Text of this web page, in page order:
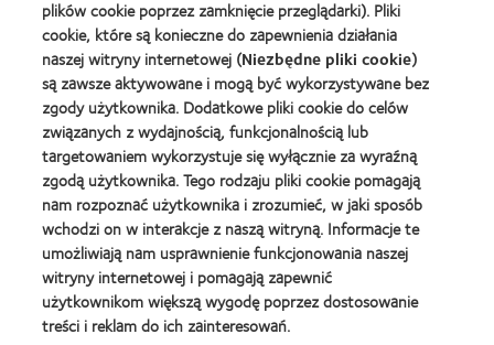
2012
(2012)
(2012)
about
Lider
kontaktologii
Fundacja
Anny
Dymnej
Learn
more
about
BCLA
Industry
Award
Nasze Produkty
Znajdź soczewki dla siebie
plików cookie poprzez zamknięcie przeglądarki). Pliki
cookie, które są konieczne do zapewnienia działania
naszej witryny internetowej (Niezbędne pliki cookie)
są zawsze aktywowane i mogą być wykorzystywane bez
zgody użytkownika. Dodatkowe pliki cookie do celów
związanych z wydajnością, funkcjonalnością lub
targetowaniem wykorzystuje się wyłącznie za wyraźną
zgodą użytkownika. Tego rodzaju pliki cookie pomagają
nam rozpoznać użytkownika i zrozumieć, w jaki sposób
wchodzi on w interakcje z naszą witryną. Informacje te
umożliwiają nam usprawnienie funkcjonowania naszej
witryny internetowej i pomagają zapewnić
użytkownikom większą wygodę poprzez dostosowanie
treści i reklam do ich zainteresowań.